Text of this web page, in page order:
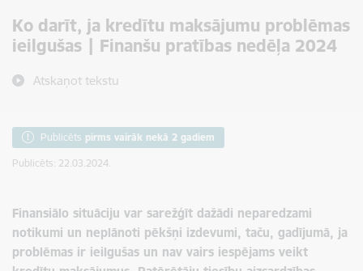
Ko darīt, ja kredītu maksājumu problēmas
ieilgušas | Finanšu pratības nedēļa 2024
Atskaņot tekstu
Publicēts pirms vairāk nekā 2 gadiem
Publicēts: 22.03.2024.
Finansiālo situāciju var sarežģīt dažādi neparedzami
notikumi un neplānoti pēkšņi izdevumi, taču, gadījumā, ja
problēmas ir ieilgušas un nav vairs iespējams veikt